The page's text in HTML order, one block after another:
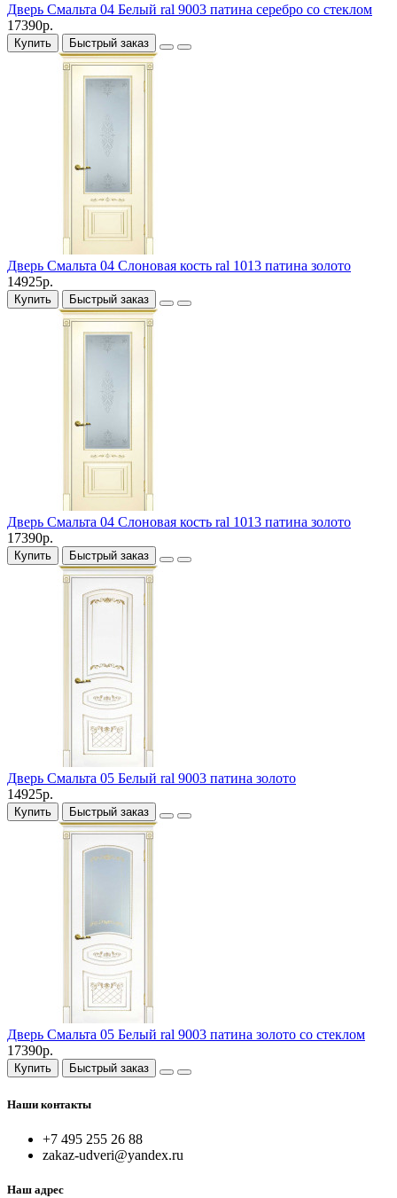
Дверь Смальта 04 Белый ral 9003 патина серебро со стеклом
17390р.
Купить Быстрый заказ
Дверь Смальта 04 Слоновая кость ral 1013 патина золото
14925р.
Купить Быстрый заказ
Дверь Смальта 04 Слоновая кость ral 1013 патина золото
17390р.
Купить Быстрый заказ
Дверь Смальта 05 Белый ral 9003 патина золото
14925р.
Купить Быстрый заказ
Дверь Смальта 05 Белый ral 9003 патина золото со стеклом
17390р.
Купить Быстрый заказ
Наши контакты
+7 495 255 26 88
zakaz-udveri@yandex.ru
Наш адрес